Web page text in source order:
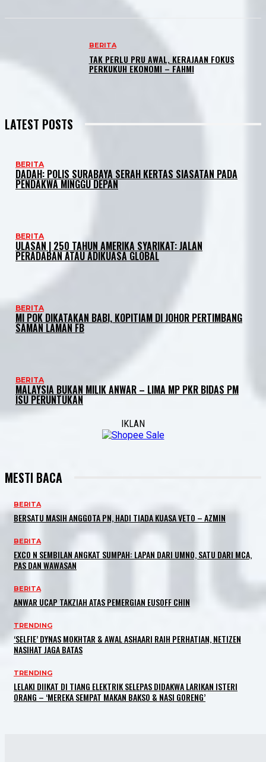
BERITA
TAK PERLU PRU AWAL, KERAJAAN FOKUS
PERKUKUH EKONOMI – FAHMI
LATEST POSTS
BERITA
DADAH: POLIS SURABAYA SERAH KERTAS SIASATAN PADA
PENDAKWA MINGGU DEPAN
BERITA
ULASAN | 250 TAHUN AMERIKA SYARIKAT: JALAN
PERADABAN ATAU ADIKUASA GLOBAL
BERITA
MI POK DIKATAKAN BABI, KOPITIAM DI JOHOR PERTIMBANG
SAMAN LAMAN FB
BERITA
MALAYSIA BUKAN MILIK ANWAR – LIMA MP PKR BIDAS PM
ISU PERUNTUKAN
IKLAN
MESTI BACA
BERITA
BERSATU MASIH ANGGOTA PN, HADI TIADA KUASA VETO – AZMIN
BERITA
EXCO N SEMBILAN ANGKAT SUMPAH: LAPAN DARI UMNO, SATU DARI MCA,
PAS DAN WAWASAN
BERITA
ANWAR UCAP TAKZIAH ATAS PEMERGIAN EUSOFF CHIN
TRENDING
‘SELFIE’ DYNAS MOKHTAR & AWAL ASHAARI RAIH PERHATIAN, NETIZEN
NASIHAT JAGA BATAS
TRENDING
LELAKI DIIKAT DI TIANG ELEKTRIK SELEPAS DIDAKWA LARIKAN ISTERI
ORANG – ‘MEREKA SEMPAT MAKAN BAKSO & NASI GORENG’